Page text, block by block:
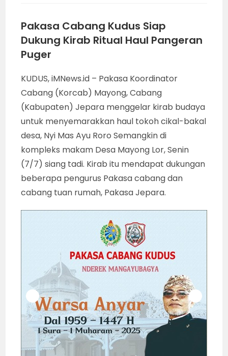
Pakasa Cabang Kudus Siap
Dukung Kirab Ritual Haul Pangeran
Puger
KUDUS, iMNews.id – Pakasa Koordinator
Cabang (Korcab) Mayong, Cabang
(Kabupaten) Jepara menggelar kirab budaya
untuk menyemarakkan haul tokoh cikal-bakal
desa, Nyi Mas Ayu Roro Semangkin di
kompleks makam Desa Mayong Lor, Senin
(7/7) siang tadi. Kirab itu mendapat dukungan
beberapa pengurus Pakasa cabang dan
cabang tuan rumah, Pakasa Jepara.